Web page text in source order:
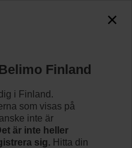
accessing the absolute URL
sv_SE/~mgnlArea=cookies~".
Finland
i Finland.
som visas på
inte är
är inte heller
sig. Hitta din